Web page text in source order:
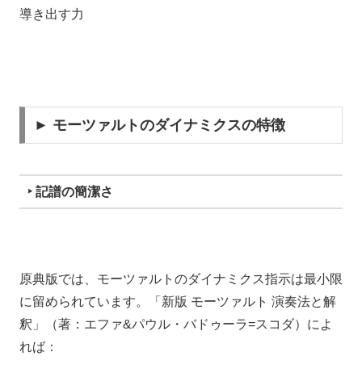
導き出す力
► モーツァルトのダイナミクスの特徴
‣ 記譜の簡潔さ
原典版では、モーツァルトのダイナミクス指示は最小限
に留められています。「新版 モーツァルト 演奏法と解
釈」（著：エファ&パウル・バドゥーラ=スコダ）によ
れば：